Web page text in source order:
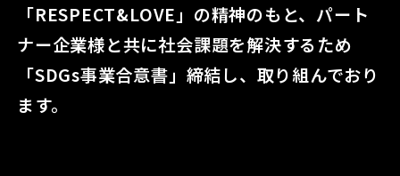
「RESPECT&LOVE」の精神のもと、パート
ナー企業様と共に社会課題を解決するため
「SDGs事業合意書」締結し、取り組んでおり
ます。